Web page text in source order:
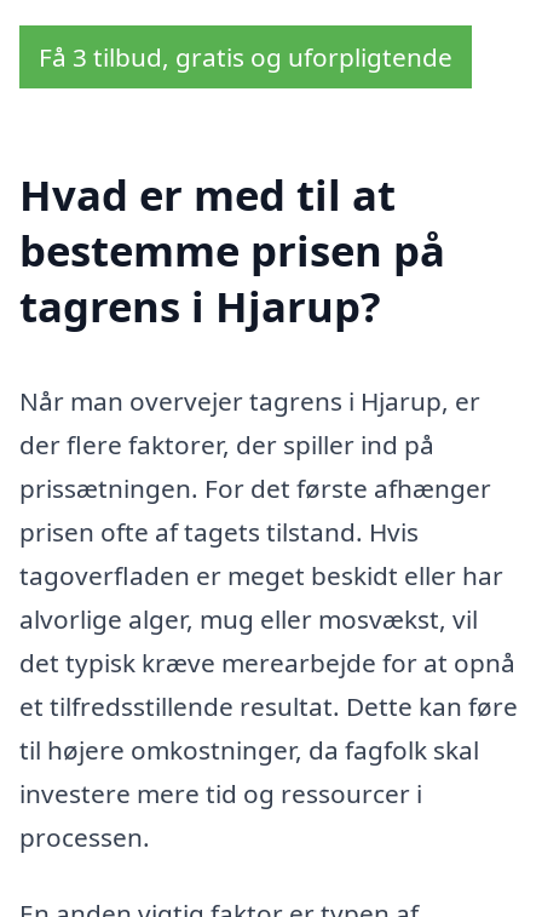
Få 3 tilbud, gratis og uforpligtende
Hvad er med til at
bestemme prisen på
tagrens i Hjarup?
Når man overvejer tagrens i Hjarup, er
der flere faktorer, der spiller ind på
prissætningen. For det første afhænger
prisen ofte af tagets tilstand. Hvis
tagoverfladen er meget beskidt eller har
alvorlige alger, mug eller mosvækst, vil
det typisk kræve merearbejde for at opnå
et tilfredsstillende resultat. Dette kan føre
til højere omkostninger, da fagfolk skal
investere mere tid og ressourcer i
processen.